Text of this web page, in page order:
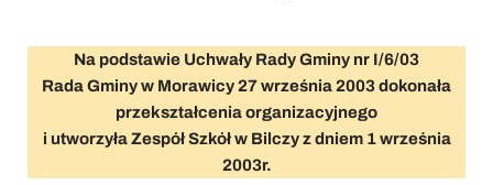
Na podstawie Uchwały Rady Gminy nr I/6/03
Rada Gminy w Morawicy 27 września 2003 dokonała
przekształcenia organizacyjnego
i utworzyła Zespół Szkół w Bilczy z dniem 1 września
2003r.